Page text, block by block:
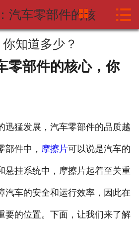
网站首页
关于中摩网
新闻资讯
联系我们
汽车零部件的核
知道多少？
 
零部件的核心，你
迅猛发展，汽车零部件的品质越
部件中， 摩擦片可以说是汽车的
悬挂系统中，摩擦片起着至关重
汽车的安全和运行效率，因此在
要的位置。下面，让我们来了解